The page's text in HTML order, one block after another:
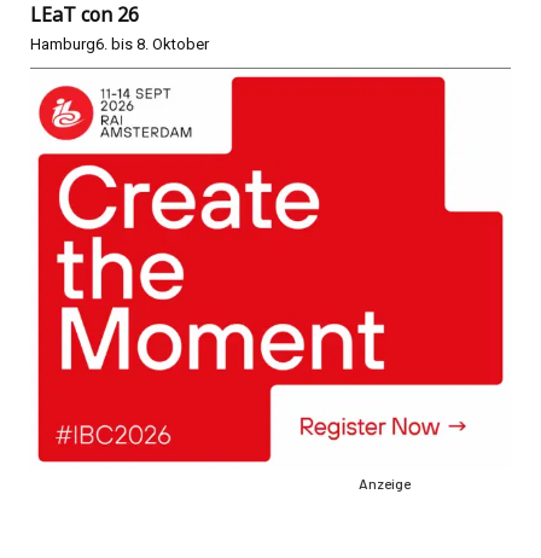
LEaT con 26
Hamburg6. bis 8. Oktober
Anzeige